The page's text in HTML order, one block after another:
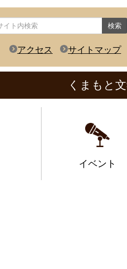
検索
アクセス サイトマップ
くまもと
イベント